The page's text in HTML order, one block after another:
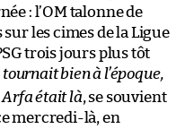
: l’OM talonne de
les cimes de la Ligue
trois jours plus tôt
bien à l’époque,
Arfa était là, se souvient
mercredi-là, en